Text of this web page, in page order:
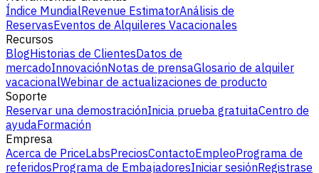
Índice MundialRevenue EstimatorAnálisis de
ReservasEventos de Alquileres Vacacionales
Recursos
BlogHistorias de ClientesDatos de
mercadoInnovaciónNotas de prensaGlosario de alquiler
vacacionalWebinar de actualizaciones de producto
Soporte
Reservar una demostraciónInicia prueba gratuitaCentro de
ayudaFormación
Empresa
Acerca de PriceLabsPreciosContactoEmpleoPrograma de
referidosPrograma de EmbajadoresIniciar sesiónRegistrase